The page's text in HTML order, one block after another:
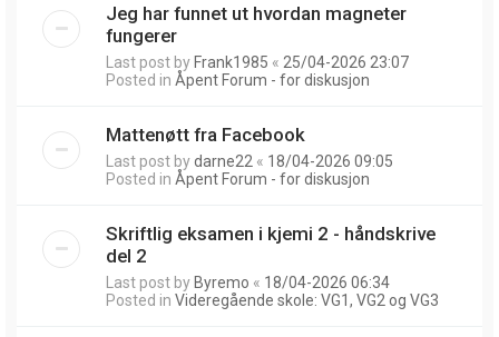
Jeg har funnet ut hvordan magneter
fungerer
Last post by Frank1985 « 25/04-2026 23:07
Posted in Åpent Forum - for diskusjon
Mattenøtt fra Facebook
Last post bydarne22 « 18/04-2026 09:05
Posted in Åpent Forum - for diskusjon
Skriftlig eksamen i kjemi 2 - håndskrive
del 2
Last post by Byremo « 18/04-2026 06:34
Posted in Videregående skole: VG1, VG2 og VG3